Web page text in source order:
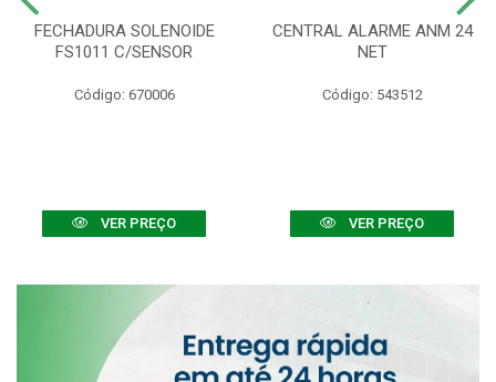
FECHADURA SOLENOIDE
FS1011 C/SENSOR
Código: 670006
VER PREÇO
CENTRAL ALARME ANM 24
NET
Código: 543512
VER PREÇO